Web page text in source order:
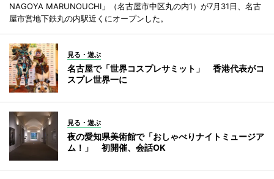
NAGOYA MARUNOUCHI」（名古屋市中区丸の内1）が7月31日、名古
屋市営地下鉄丸の内駅近くにオープンした。
見る・遊ぶ
名古屋で「世界コスプレサミット」 香港代表がコ
スプレ世界一に
見る・遊ぶ
夜の愛知県美術館で「おしゃべりナイトミュージア
ム！」 初開催、会話OK